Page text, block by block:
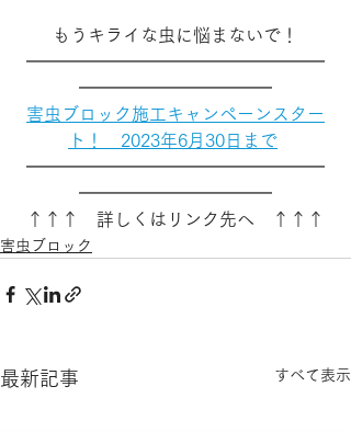
もうキライな虫に悩まないで！
━━━━━━━━━━━━━━━━━
━━━━━━━━━━━
害虫ブロック施工キャンペーンスター
ト！　2023年6月30日まで
━━━━━━━━━━━━━━━━━
━━━━━━━━━━━
↑↑↑　詳しくはリンク先へ　↑↑↑
害虫ブロック
最新記事 すべて表示